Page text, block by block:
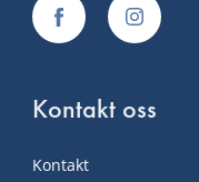
Kontakt oss
Kontakt